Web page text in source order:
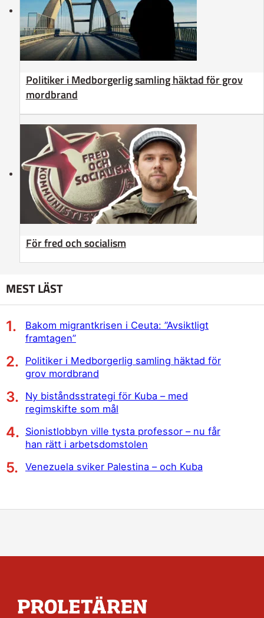
Politiker i Medborgerlig samling häktad för grov
mordbrand
För fred och socialism
MEST LÄST
Bakom migrantkrisen i Ceuta: ”Avsiktligt
framtagen”
Politiker i Medborgerlig samling häktad för
grov mordbrand
Ny biståndsstrategi för Kuba – med
regimskifte som mål
Sionistlobbyn ville tysta professor – nu får
han rätt i arbetsdomstolen
Venezuela sviker Palestina – och Kuba